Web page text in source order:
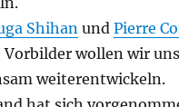
Shihan undPierre
Vorbilder wollen wir
weiterentwickeln.